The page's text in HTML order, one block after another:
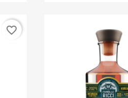
favorite_border